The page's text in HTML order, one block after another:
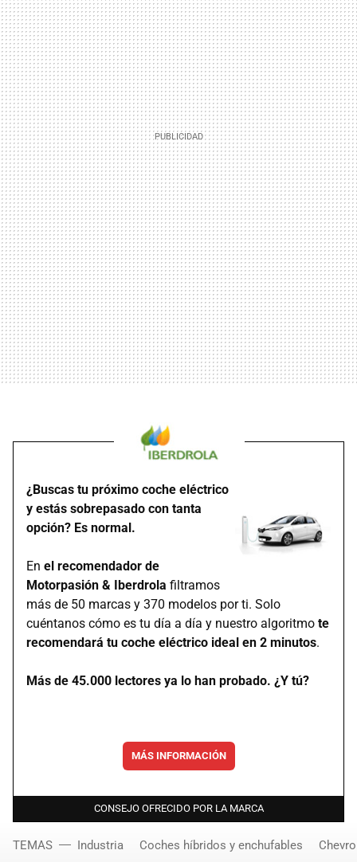
¿Buscas tu próximo coche eléctrico
y estás sobrepasado con tanta
opción? Es normal.
En el recomendador de
Motorpasión & Iberdrola filtramos
más de 50 marcas y 370 modelos por ti. Solo
cuéntanos cómo es tu día a día y nuestro algoritmo te
recomendará tu coche eléctrico ideal en 2 minutos.
Más de 45.000 lectores ya lo han probado. ¿Y tú?
MÁS INFORMACIÓN
CONSEJO OFRECIDO POR LA MARCA
TEMAS Industria Coches híbridos y enchufables